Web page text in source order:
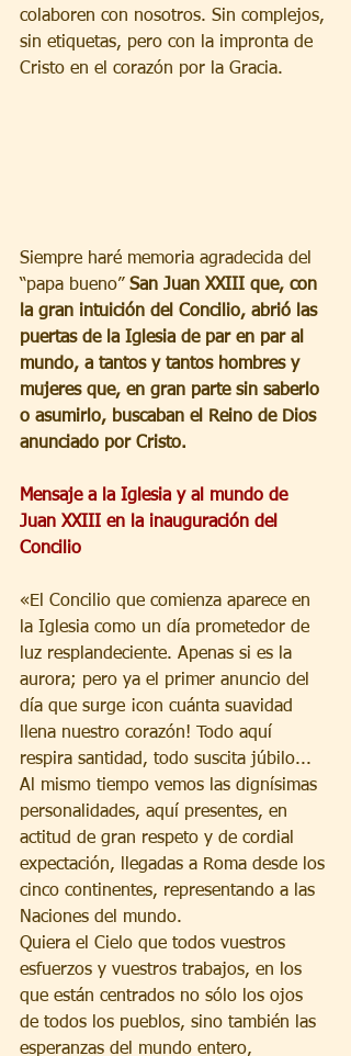
colaboren con nosotros. Sin complejos,
sin etiquetas, pero con la impronta de
Cristo en el corazón por la Gracia.
Siempre haré memoria agradecida del
“papa bueno” San Juan XXIII que, con
la gran intuición del Concilio, abrió las
puertas de la Iglesia de par en par al
mundo, a tantos y tantos hombres y
mujeres que, en gran parte sin saberlo
o asumirlo, buscaban el Reino de Dios
anunciado por Cristo.
Mensaje a la Iglesia y al mundo de
Juan XXIII en la inauguración del
Concilio
«El Concilio que comienza aparece en
la Iglesia como un día prometedor de
luz resplandeciente. Apenas si es la
aurora; pero ya el primer anuncio del
día que surge ¡con cuánta suavidad
llena nuestro corazón! Todo aquí
respira santidad, todo suscita júbilo...
Al mismo tiempo vemos las dignísimas
personalidades, aquí presentes, en
actitud de gran respeto y de cordial
expectación, llegadas a Roma desde los
cinco continentes, representando a las
Naciones del mundo.
Quiera el Cielo que todos vuestros
esfuerzos y vuestros trabajos, en los
que están centrados no sólo los ojos
de todos los pueblos, sino también las
esperanzas del mundo entero,